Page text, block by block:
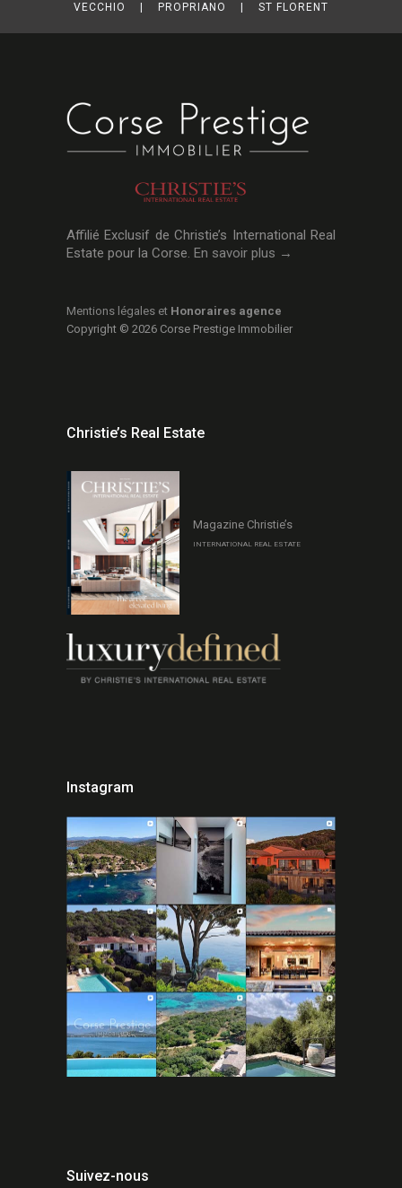
VECCHIO | PROPRIANO | ST FLORENT
Affilié Exclusif de Christie’s International Real
Estate pour la Corse. En savoir plus →
Mentions légales et Honoraires agence
Copyright © 2026 Corse Prestige Immobilier
Christie’s Real Estate
Magazine Christie’s
INTERNATIONAL REAL ESTATE
Instagram
Suivez-nous